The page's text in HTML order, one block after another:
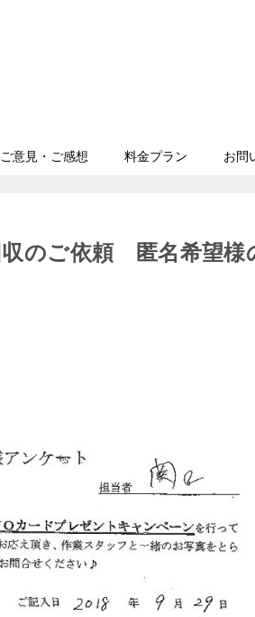
ご意見・ご感想 料金プラン お問
のご依頼 匿名希望様